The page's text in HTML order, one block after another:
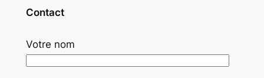
Contact
Votre nom